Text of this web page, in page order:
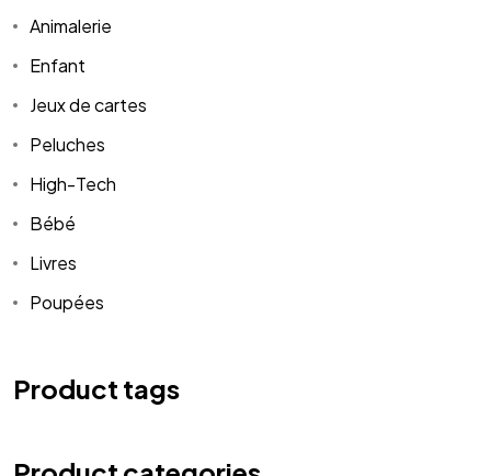
Animalerie
Enfant
Jeux de cartes
Peluches
High-Tech
Bébé
Livres
Poupées
Product tags